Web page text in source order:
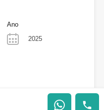
Ano
2025